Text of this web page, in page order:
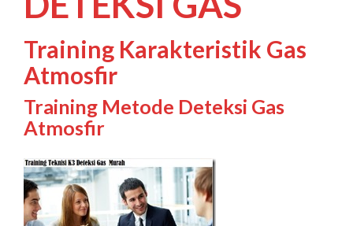
Training Karakteristik Gas
Atmosfir
Training Metode Deteksi Gas
Atmosfir